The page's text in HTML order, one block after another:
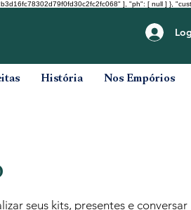
], "ph": [ null ] },
História Nos Empórios
seus kits, presentes e conversar